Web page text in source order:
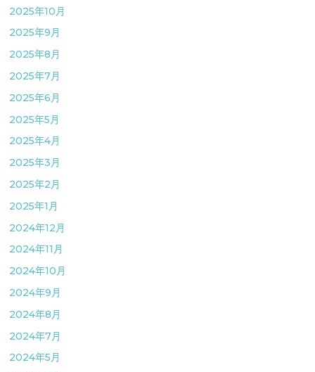
2025年10月
2025年9月
2025年8月
2025年7月
2025年6月
2025年5月
2025年4月
2025年3月
2025年2月
2025年1月
2024年12月
2024年11月
2024年10月
2024年9月
2024年8月
2024年7月
2024年5月